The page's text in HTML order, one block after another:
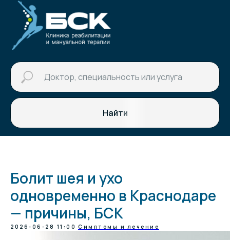
Найти
Болит шея и ухо
одновременно в Краснодаре
— причины, БСК
2026-06-28 11:00 Симптомы и лечение